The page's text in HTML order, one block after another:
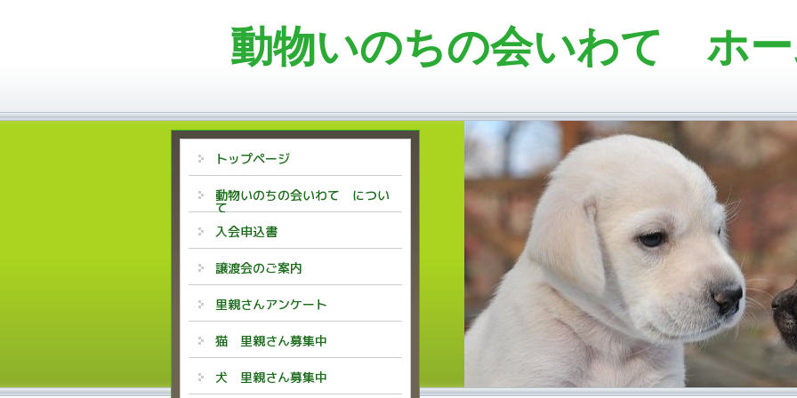
動物いのちの会いわて ホ
トップページ
動物いのちの会いわて につい
て
入会申込書
譲渡会のご案内
里親さんアンケート
猫 里親さん募集中
犬 里親さん募集中